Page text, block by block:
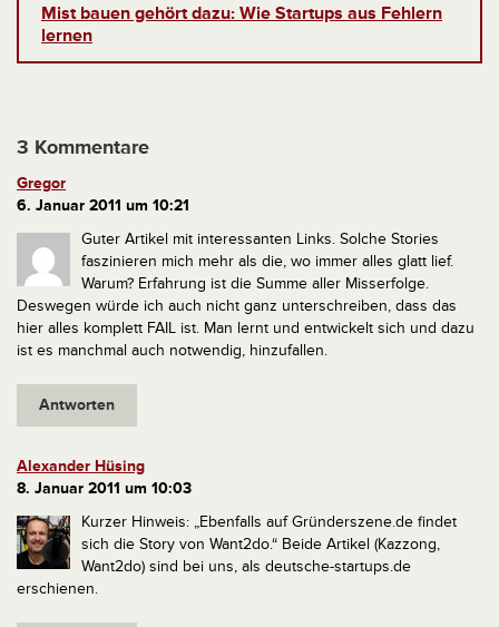
Mist bauen gehört dazu: Wie Startups aus Fehlern
lernen
3 Kommentare
Gregor
6. Januar 2011 um 10:21
Guter Artikel mit interessanten Links. Solche Stories
faszinieren mich mehr als die, wo immer alles glatt lief.
Warum? Erfahrung ist die Summe aller Misserfolge.
Deswegen würde ich auch nicht ganz unterschreiben, dass das
hier alles komplett FAIL ist. Man lernt und entwickelt sich und dazu
ist es manchmal auch notwendig, hinzufallen.
Antworten
Alexander Hüsing
8. Januar 2011 um 10:03
Kurzer Hinweis: „Ebenfalls auf Gründerszene.de findet
sich die Story von Want2do.“ Beide Artikel (Kazzong,
Want2do) sind bei uns, als deutsche-startups.de
erschienen.